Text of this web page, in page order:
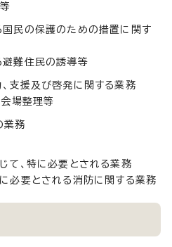
民の保護のための措置に関す
避難住民の誘導等
支援及び啓発に関する業務
会場整理等
業務
て、特に必要とされる業務
必要とされる消防に関する業務